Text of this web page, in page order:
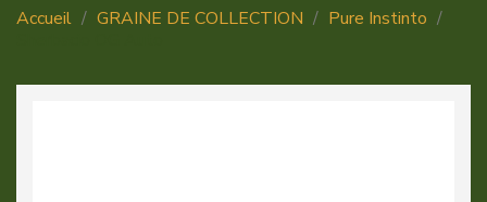
Accueil GRAINE DE COLLECTION
Pure Instinto